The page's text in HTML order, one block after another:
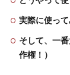
実際に使っ
そして、一
作権！）